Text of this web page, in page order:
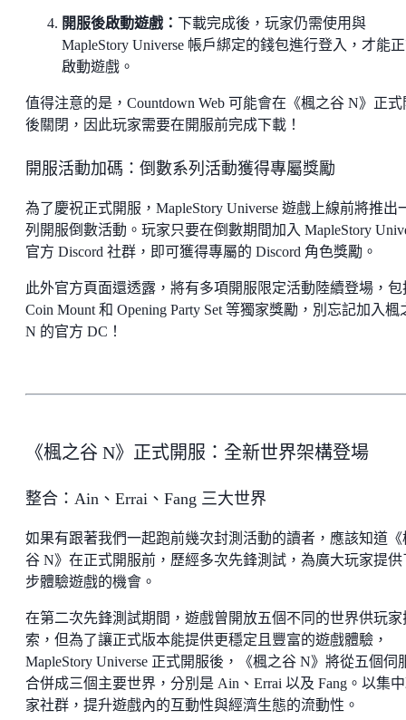
開服後啟動遊戲： 下載完成後，玩家仍需使用與
MapleStory Universe 帳戶綁定的錢包進行登入，才能
啟動遊戲。
值得注意的是，Countdown Web 可能會在《楓之谷 N》正式
後關閉，因此玩家需要在開服前完成下載！
開服活動加碼：倒數系列活動獲得專屬獎勵
為了慶祝正式開服，MapleStory Universe 遊戲上線前將推出
列開服倒數活動。玩家只要在倒數期間加入 MapleStory
官方 Discord 社群，即可獲得專屬的 Discord 角色獎勵。
此外官方頁面還透露，將有多項開服限定活動陸續登場，包
Coin Mount 和 Opening Party Set 等獨家獎勵，別忘記加入楓
N 的官方 DC！
《楓之谷 N》正式開服：全新世界架構登場
整合：Ain、Errai、Fang 三大世界
如果有跟著我們一起跑前幾次封測活動的讀者，應該知道《
谷 N》在正式開服前，歷經多次先鋒測試，為廣大玩家提供
步體驗遊戲的機會。
在第二次先鋒測試期間，遊戲曾開放五個不同的世界供玩家
索，但為了讓正式版本能提供更穩定且豐富的遊戲體驗，
MapleStory Universe 正式開服後，《楓之谷 N》將從五個伺
合併成三個主要世界，分別是 Ain、Errai 以及 Fang。以集
家社群，提升遊戲內的互動性與經濟生態的流動性。